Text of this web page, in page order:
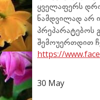
ყველაფერს
ნამდვილად არ
პრეპარატებოს
შემოუერთდით
https://
30 May